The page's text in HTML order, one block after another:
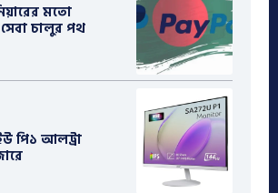
মতো
সেবা চালুর পথ
পি১ আলট্রা